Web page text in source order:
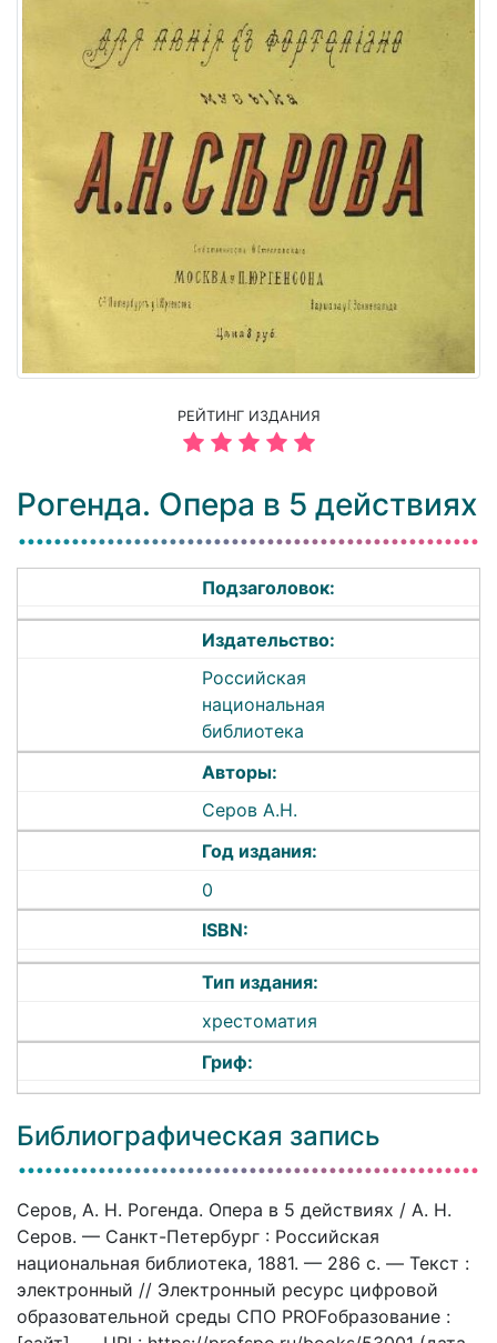
РЕЙТИНГ ИЗДАНИЯ
Рогенда. Опера в 5 действиях
Подзаголовок:
Издательство:
Российская
национальная
библиотека
Авторы:
Серов А.Н.
Год издания:
0
ISBN:
Тип издания:
хрестоматия
Гриф:
Библиографическая запись
Серов, А. Н. Рогенда. Опера в 5 действиях / А. Н.
Серов. — Санкт-Петербург : Российская
национальная библиотека, 1881. — 286 c. — Текст :
электронный // Электронный ресурс цифровой
образовательной среды СПО PROFобразование :